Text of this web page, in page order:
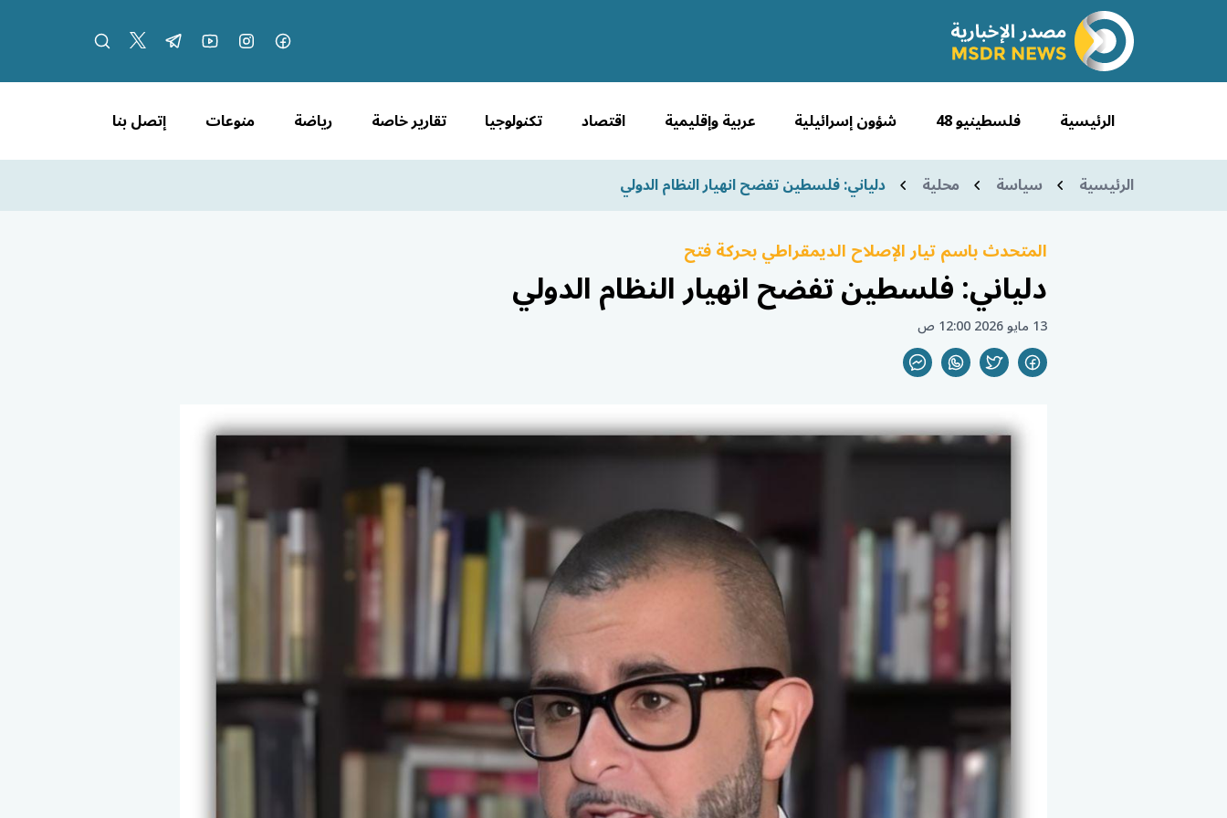
الرئيسية فلسطينيو 48 شؤون إسرائيلية عربية وإقليمية اقتصاد تكنولوجيا تقارير خاصة رياضة منوعات إتصل بنا
الرئيسية سياسة محلية دلياني: فلسطين تفضح انهيار النظام الدولي
المتحدث باسم تيار الإصلاح الديمقراطي بحركة فتح
دلياني: فلسطين تفضح انهيار النظام الدولي
13 مايو 2026 12:00 ص